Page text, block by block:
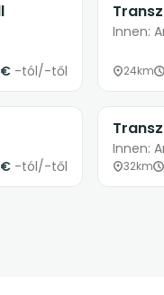
-tól/-től
Innen:
24km
-tól/-től
Innen:
32km